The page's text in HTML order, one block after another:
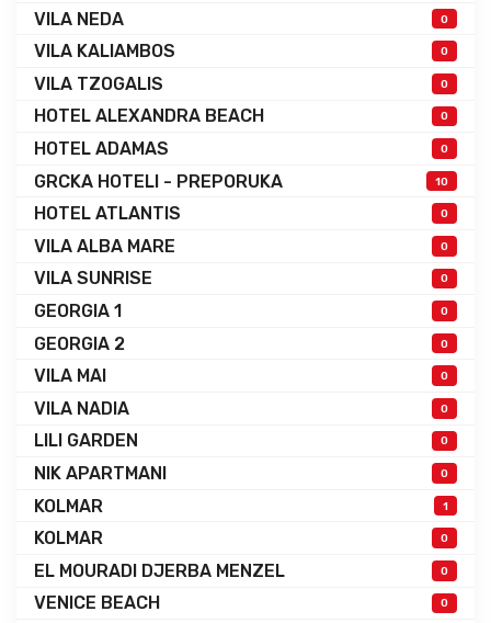
VILA NEDA 0
VILA KALIAMBOS 0
VILA TZOGALIS 0
HOTEL ALEXANDRA BEACH 0
HOTEL ADAMAS 0
GRCKA HOTELI - PREPORUKA 10
HOTEL ATLANTIS 0
VILA ALBA MARE 0
VILA SUNRISE 0
GEORGIA 1 0
GEORGIA 2 0
VILA MAI 0
VILA NADIA 0
LILI GARDEN 0
NIK APARTMANI 0
KOLMAR 1
KOLMAR 0
EL MOURADI DJERBA MENZEL 0
VENICE BEACH 0